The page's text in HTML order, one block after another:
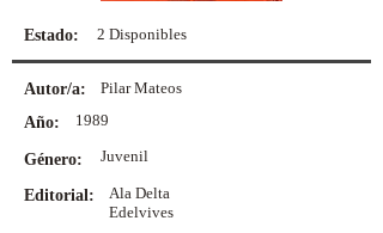
Estado: 2 Disponibles
Autor/a:
Pilar Mateos
Año:
1989
Género: Juvenil
Ala Delta
Edelvives
Editorial: